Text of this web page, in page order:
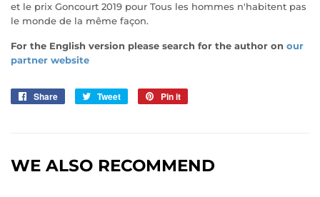
et le prix Goncourt 2019 pour Tous les hommes n'habitent pas
le monde de la même façon.
For the English version please search for the author on our
partner website
Share
Share
Tweet
Tweet
Pin it
WE ALSO RECOMMEND